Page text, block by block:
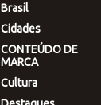
Brasil
Cidades
CONTEÚDO DE
MARCA
Cultura